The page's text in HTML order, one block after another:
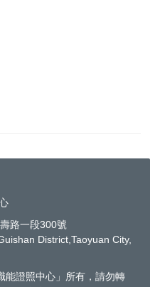
路一段300號
District,Taoyuan City,
能證照中心」所有，請勿轉